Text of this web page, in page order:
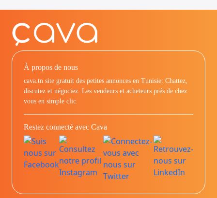
À propos de nous
cava.tn site gratuit des petites annonces en Tunisie: Chattez,
discutez et négociez. Les vendeurs et acheteurs prés de chez
vous en simple clic.
Restez connecté avec Cava